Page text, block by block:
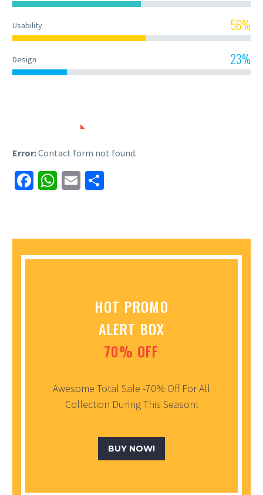
Usability 56%
Design 23%
Error:Contact form not found.
Facebook
WhatsApp
Email
HOT PROMO
ALERT BOX
70% OFF
Awesome Total Sale -70% Off For All
Collection During This Season!
BUY NOW!